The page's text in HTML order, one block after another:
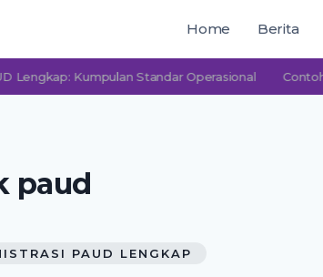
Home Berita
Kumpulan Standar Operasional Contoh
paud
PAUD LENGKAP